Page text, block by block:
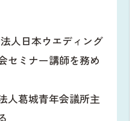
人日本ウエディング
セミナー講師を務め
人葛城青年会議所主